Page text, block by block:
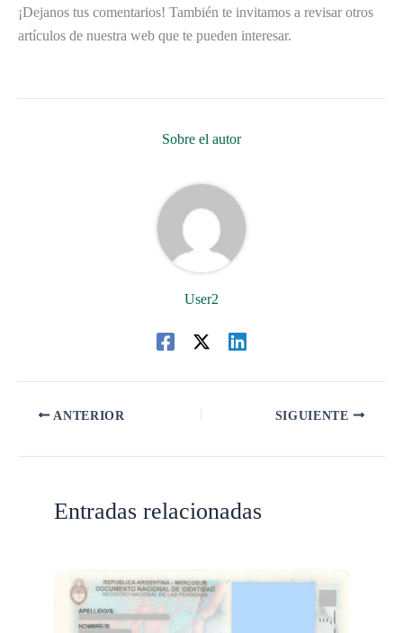
¡Dejanos tus comentarios! También te invitamos a revisar otros
artículos de nuestra web que te pueden interesar.
Sobre el autor
User2
ANTERIOR SIGUIENTE
Entradas relacionadas